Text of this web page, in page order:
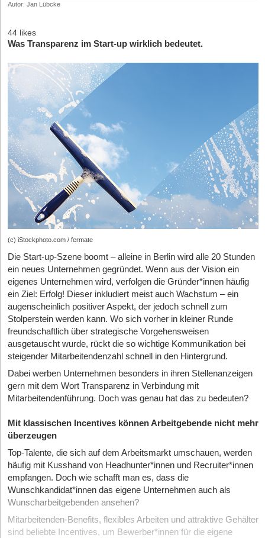
Autor: Jan Lübcke
44 likes
Was Transparenz im Start-up wirklich bedeutet.
(c) iStockphoto.com / fermate
Die Start-up-Szene boomt – alleine in Berlin wird alle 20 Stunden
ein neues Unternehmen gegründet. Wenn aus der Vision ein
eigenes Unternehmen wird, verfolgen die Gründer*innen häufig
ein Ziel: Erfolg! Dieser inkludiert meist auch Wachstum – ein
augenscheinlich positiver Aspekt, der jedoch schnell zum
Stolperstein werden kann. Wo sich vorher in kleiner Runde
freundschaftlich über strategische Vorgehensweisen
ausgetauscht wurde, rückt die so wichtige Kommunikation bei
steigender Mitarbeitendenzahl schnell in den Hintergrund.
Dabei werben Unternehmen besonders in ihren Stellenanzeigen
gern mit dem Wort Transparenz in Verbindung mit
Mitarbeitendenführung. Doch was genau hat das zu bedeuten?
Mit klassischen Incentives können Arbeitgebende nicht mehr
überzeugen
Top-Talente, die sich auf dem Arbeitsmarkt umschauen, werden
häufig mit Kusshand von Headhunter*innen und Recruiter*innen
empfangen. Doch wie schafft man es, dass die
Wunschkandidat*innen das eigene Unternehmen auch als
Wunscharbeitgebenden ansehen?
Mitarbeitenden-Benefits, flexibles Arbeiten und attraktive Gehälter
sind beliebte Incentives, um Bewerber*innen für die eigene